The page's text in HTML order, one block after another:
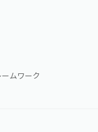
ムワーク